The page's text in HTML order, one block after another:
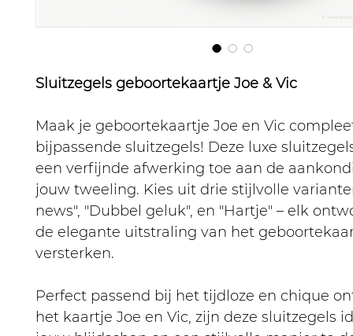
Sluitzegels geboortekaartje Joe & Vic
Maak je geboortekaartje Joe en Vic
bijpassende sluitzegels! Deze luxe
een verfijnde afwerking toe aan de
jouw tweeling. Kies uit drie stijlvolle
news", "Dubbel geluk", en "Hartje" – elk
de elegante uitstraling van het
versterken.
Perfect passend bij het tijdloze en chique
het kaartje Joe en Vic, zijn deze sluitzegels